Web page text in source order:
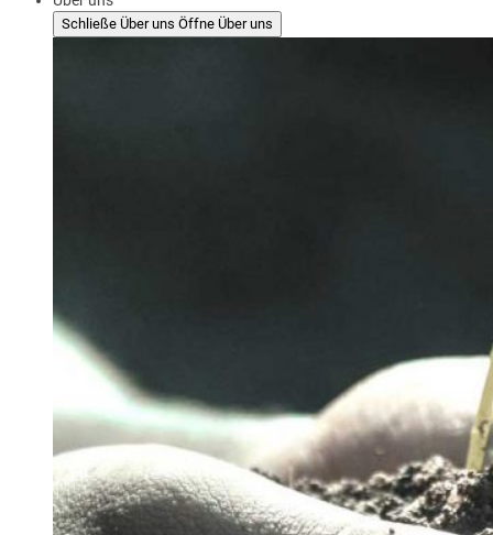
Schließe Über uns Öffne Über uns